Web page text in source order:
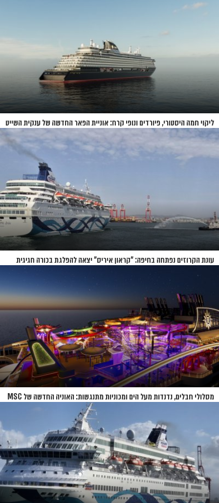
ליקוי חמה היסטורי, פיורדים ונופי קרח: אוניית הפאר החדשה של ענקית השייט
תושק בקיץ 2026
עונת הקרוזים נפתחה בחיפה: "קראון איריס" יצאה להפלגת בכורה חגיגית
מסלולי חבלים, נדנדות מעל הים ומכוניות מתנגשות: האוניה החדשה של MSC